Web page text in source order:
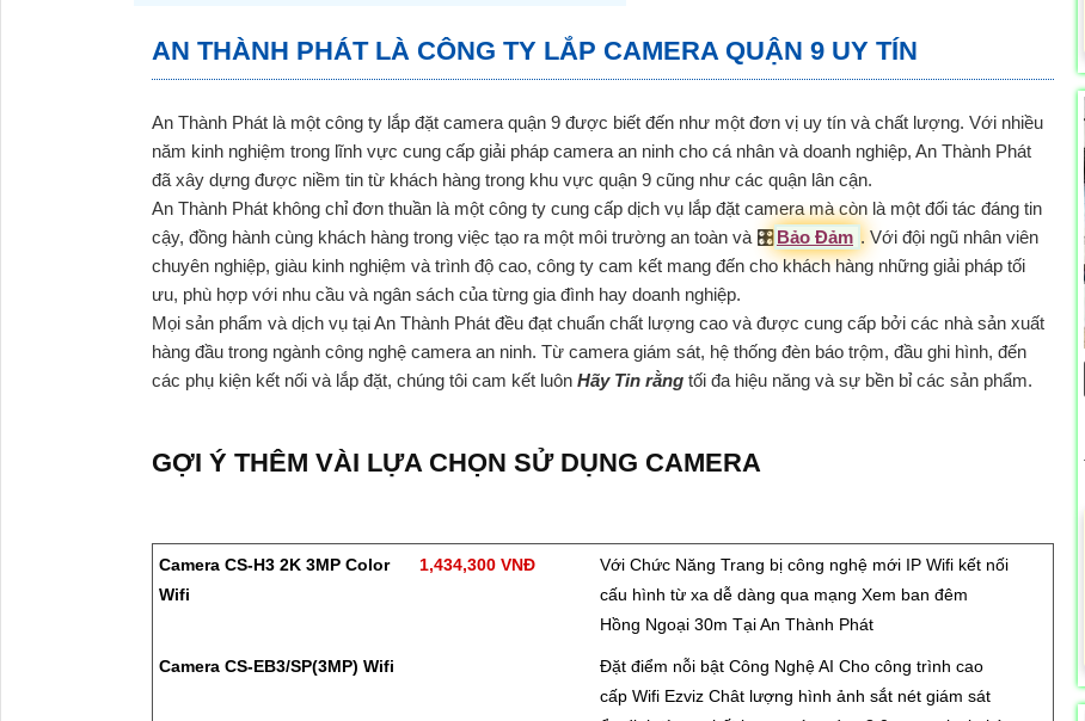
AN THÀNH PHÁT LÀ CÔNG TY LẮP CAMERA QUẬN 9 UY TÍN
An Thành Phát là một công ty lắp đặt camera quận 9 được biết đến như một đơn vị uy tín và chất lượng. Với nhiều
năm kinh nghiệm trong lĩnh vực cung cấp giải pháp camera an ninh cho cá nhân và doanh nghiệp, An Thành Phát
đã xây dựng được niềm tin từ khách hàng trong khu vực quận 9 cũng như các quận lân cận.
An Thành Phát không chỉ đơn thuần là một công ty cung cấp dịch vụ lắp đặt camera mà còn là một đối tác đáng tin
cậy, đồng hành cùng khách hàng trong việc tạo ra một môi trường an toàn và 🎛Bảo Đảm . Với đội ngũ nhân viên
chuyên nghiệp, giàu kinh nghiệm và trình độ cao, công ty cam kết mang đến cho khách hàng những giải pháp tối
ưu, phù hợp với nhu cầu và ngân sách của từng gia đình hay doanh nghiệp.
Mọi sản phẩm và dịch vụ tại An Thành Phát đều đạt chuẩn chất lượng cao và được cung cấp bởi các nhà sản xuất
hàng đầu trong ngành công nghệ camera an ninh. Từ camera giám sát, hệ thống đèn báo trộm, đầu ghi hình, đến
các phụ kiện kết nối và lắp đặt, chúng tôi cam kết luôn Hãy Tin rằng tối đa hiệu năng và sự bền bỉ các sản phẩm.
GỢI Ý THÊM VÀI LỰA CHỌN SỬ DỤNG CAMERA
Camera CS-H3 2K 3MP Color
Wifi
1,434,300 VNĐ
Với Chức Năng Trang bị công nghệ mới IP Wifi kết nối
cấu hình từ xa dễ dàng qua mạng Xem ban đêm
Hồng Ngoại 30m Tại An Thành Phát
Camera CS-EB3/SP(3MP) Wifi
Đặt điểm nỗi bật Công Nghệ AI Cho công trình cao
cấp Wifi Ezviz Chât lượng hình ảnh sắt nét giám sát